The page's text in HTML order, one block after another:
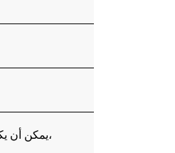
يمكن أن يكون مالك المعدات مقيدا كأعلى سلطة، ويمكنه عرض بيانات اللحام، وإعدادات المعلمات، ومعلومات إنذار الأعطال عن بعد،